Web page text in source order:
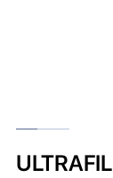
ULTRAFIL